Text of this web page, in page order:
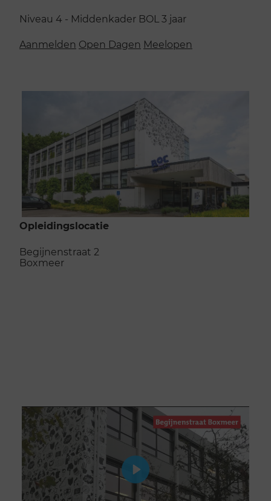
Niveau 4 - Middenkader BOL 3 jaar
Aanmelden Open Dagen Meelopen
Opleidingslocatie
Begijnenstraat 2
Boxmeer
Play